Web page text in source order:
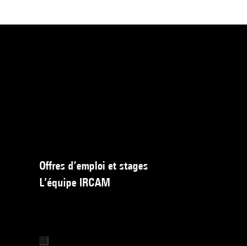
Offres d’emploi et stages
L’équipe IRCAM